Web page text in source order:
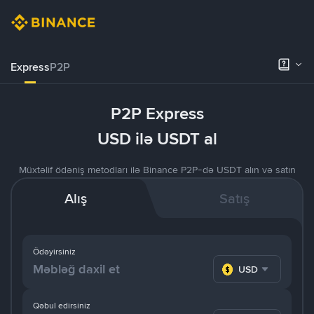
ExpressP2P
P2P Express
USD ilə USDT al
Müxtəlif ödəniş metodları ilə Binance P2P-də USDT alın və satın
Alış Satış
Ödəyirsiniz
USD
Qəbul edirsiniz